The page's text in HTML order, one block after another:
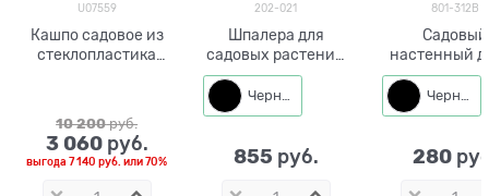
U07559
Кашпо садовое из
стеклопластика
10 200 руб.
3 060 руб.
выгода7 140 руб. или70%
202-021
Шпалера для
садовых растений
Собака с бабочкой
202-021 h=63 см
Черный
855 руб.
801-312B
Садовый
настенный
Ласточка
металл
Черный
280